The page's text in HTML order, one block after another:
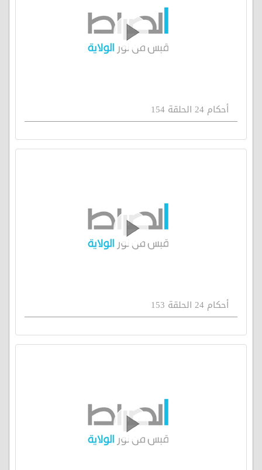
أحكام 24 الحلقة 154
أحكام 24 الحلقة 153